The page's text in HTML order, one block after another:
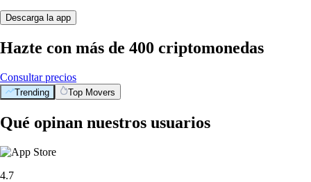
Descarga la app
Hazte con más de 400 criptomonedas
Consultar precios
Trending Top Movers
Qué opinan nuestros usuarios
4.7